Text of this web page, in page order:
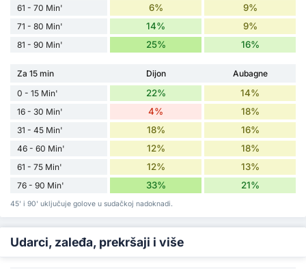
61 - 70 Min' 6% 9%
71 - 80 Min' 14% 9%
81 - 90 Min' 25% 16%
Za 15 min Dijon
Aubagne
0 - 15 Min'
22% 14%
16 - 30 Min' 4% 18%
31 - 45 Min' 18% 16%
46 - 60 Min' 12% 18%
61 - 75 Min' 12% 13%
76 - 90 Min' 33% 21%
45' i 90' uključuje golove u sudačkoj nadoknadi.
Udarci, zaleđa, prekršaji i više